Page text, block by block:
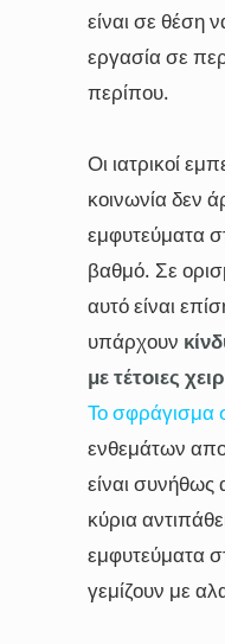
είναι σε θέση
εργασία σε
περίπου.
Οι ιατρικοί
κοινωνία δεν
εμφυτεύματα
βαθμό. Σε
αυτό είναι
υπάρχουν
με τέτοιες
Το σφράγισμα
ενθεμάτων
είναι συνήθως
κύρια
εμφυτεύματα
γεμίζουν με